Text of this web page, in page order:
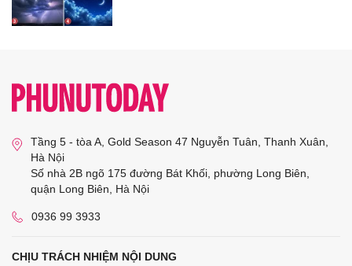
Tầng 5 - tòa A, Gold Season 47 Nguyễn Tuân, Thanh Xuân,
Hà Nội
Số nhà 2B ngõ 175 đường Bát Khối, phường Long Biên,
quận Long Biên, Hà Nội
0936 99 3933
CHỊU TRÁCH NHIỆM NỘI DUNG